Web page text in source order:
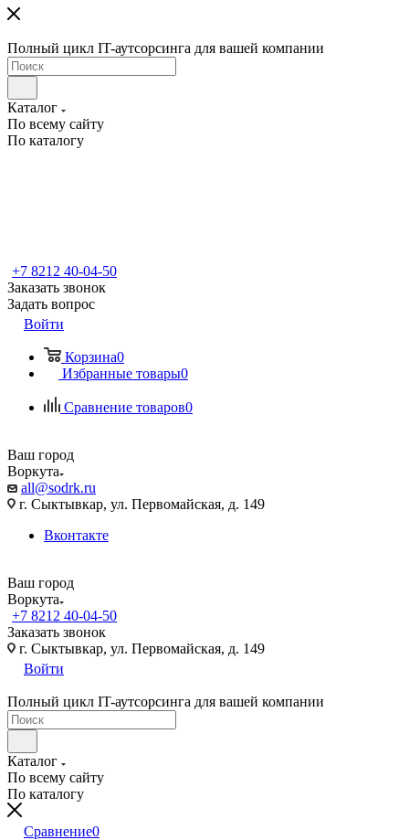
Полный цикл IT-аутсорсинга для вашей компании
Каталог
По всему сайту
По каталогу
+7 8212 40-04-50
Заказать звонок
Задать вопрос
Войти
Корзина0
Избранные товары0
Сравнение товаров0
Ваш город
Воркута
all@sodrk.ru
г. Сыктывкар, ул. Первомайская, д. 149
Вконтакте
Ваш город
Воркута
+7 8212 40-04-50
Заказать звонок
г. Сыктывкар, ул. Первомайская, д. 149
Войти
Полный цикл IT-аутсорсинга для вашей компании
Каталог
По всему сайту
По каталогу
Сравнение0